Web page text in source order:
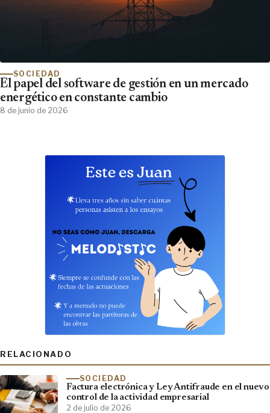
SOCIEDAD
El papel del software de gestión en un mercado
energético en constante cambio
8 de junio de 2026
RELACIONADO
SOCIEDAD
Factura electrónica y Ley Antifraude en el nuevo
control de la actividad empresarial
2 de julio de 2026